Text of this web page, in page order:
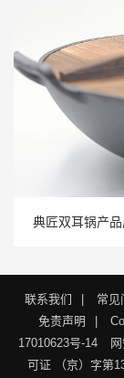
典匠双耳锅产
典匠双耳锅产
联系我们 | 常见
免责声明
|
17010623号-14
可证 （京）字第